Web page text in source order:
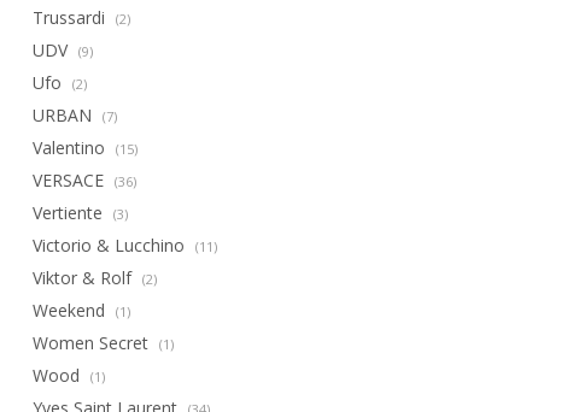
Trussardi (2)
UDV (9)
Ufo (2)
URBAN (7)
Valentino (15)
VERSACE (36)
Vertiente (3)
Victorio & Lucchino (11)
Viktor & Rolf (2)
Weekend (1)
Women Secret (1)
Wood (1)
Yves Saint Laurent